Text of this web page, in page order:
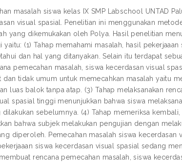
masalah siswa kelas IX SMP Labschool UNTAD
visual spasial. Penelitian ini menggunakan
yang dikemukakan oleh Polya. Hasil penelitian
(1) Tahap memahami masalah, hasil pekerjaaan
dan hal yang ditanyakan. Selain itu terdapat
pemecahan masalah, siswa kecerdasan visual
tidak umum untuk memecahkan masalah yaitu
luas balok tanpa atap. (3) Tahap melaksanakan
spasial tinggi menunjukkan bahwa siswa
sebelumnya. (4) Tahap memeriksa kembali,
bahwa subjek melakukan pengujian dengan
diperoleh. Pemecahan masalah siswa kecerdasan
siswa kecerdasan visual spasial sedang
rencana pemecahan masalah, siswa